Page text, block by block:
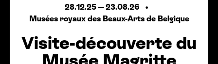
28.12.25—23.08.26
Musées royaux des Beaux-Arts de Belgique
Visite-découverte du